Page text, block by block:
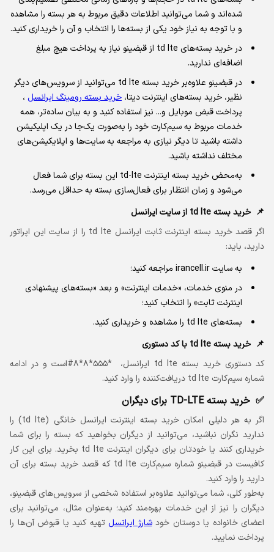
شده‌اند و شما می‌توانید اطلاعات دقیق مربوط به هر بسته را مشاهده
و با توجه به نیاز خود یکی از بسته‌ها را انتخاب و آن را خریداری کنید.
در خرید بسته‌های td lte از قبضینو نیاز به پرداخت هیچ مبلغ
اضافه‌ای ندارید.
در قبضینو علاوه‌بر خرید بسته td lte می‌توانید از سرویس‌های دیگر
نظیر، خرید بسته‌های اینترنت دیتا، خرید بسته رومینگ ایرانسل ،
پرداخت قبض موبایل و... نیز استفاده کنید و به بیان ساده‌تر، همه
خدمات مربوط به سیم‌کارت خود را به‌صورت یک‌جا در یک اپلیکیشن
داشته باشید تا دیگر نیازی به مراجعه به سایت‌ها و اپلایکیشن‌های
مختلف نداشته باشید.
به‌محض خرید بسته اینترنت td-lte این بسته برای شما فعال
می‌شود و زمان انتظار برای فعال‌سازی بسته به حداقل می‌رسد.
خرید بسته td lte از سایت ایرانسل
اگر قصد خرید بسته اینترنت ثابت ایرانسل td lte را از سایت این اپراتور
دارید، باید:
به سایت irancell.ir مراجعه کنید؛
در منوی خدمات، «خدمات اینترنت» و بعد «بسته‌های پیشنهادی
اینترنت ثابت» را انتخاب کنید؛
بسته‌های td lte را مشاهده و خریداری کنید.
خرید بسته td lte با کد دستوری
کد دستوری خرید بسته td lte ایرانسل،
#۸*۸*۵۵۵*است و در ادامه
شماره سیم‌کارت td lte دریافت‌کننده را وارد کنید.
خرید بسته TD-LTE برای دیگران
اگر به هر دلیلی امکان خرید بسته اینترنت ایرانسل خانگی (td lte) را
ندارید نگران نباشید، می‌توانید از دیگران بخواهید که بسته را برای شما
خریداری کنند یا خودتان برای دیگران اینترنت td lte بخرید. برای این کار
کافیست در قبضینو شماره سیم‌کارت td lte که قصد خرید بسته برای آن
دارید را وارد کنید.
به‌طور کلی، شما می‌توانید علاوه‌بر استفاده شخصی از سرویس‌های قبضینو،
دیگران را نیز از این خدمات بهره‌مند کنید؛ به‌عنوان مثال، می‌توانید برای
اعضای خانواده یا دوستان خودشارژ ایرانسل تهیه کنید یا قبوض آن‌ها را
پرداخت نمایید.